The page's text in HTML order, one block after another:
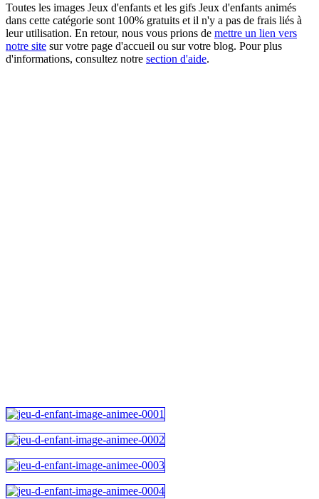
Toutes les images Jeux d'enfants et les gifs Jeux d'enfants animés
dans cette catégorie sont 100% gratuits et il n'y a pas de frais liés à
leur utilisation. En retour, nous vous prions de mettre un lien vers
notre site sur votre page d'accueil ou sur votre blog. Pour plus
d'informations, consultez notre section d'aide.